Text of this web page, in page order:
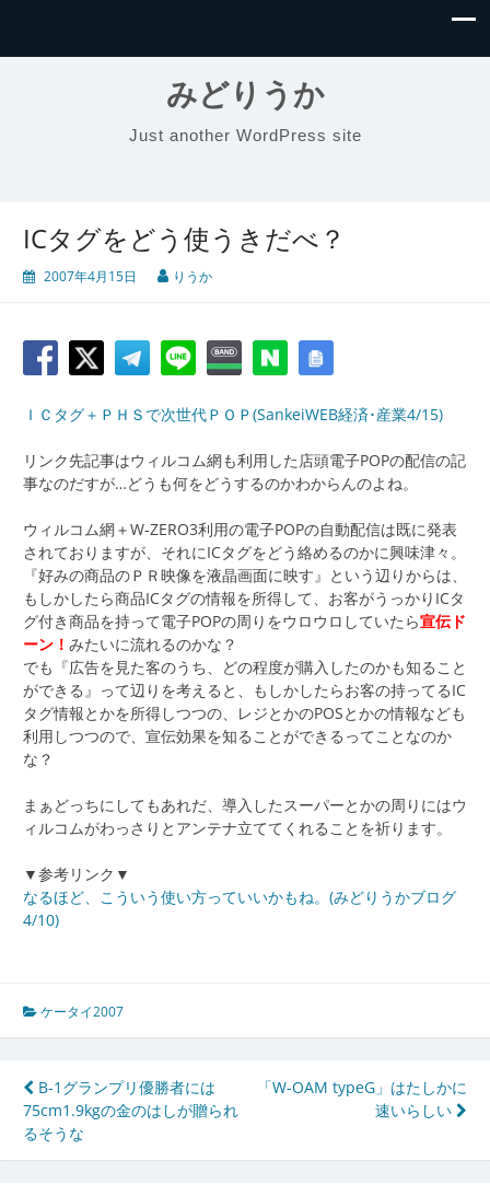
みどりうか
Just another WordPress site
ICタグをどう使うきだべ？
2007年4月15日 りうか
ＩＣタグ＋ＰＨＳで次世代ＰＯＰ(SankeiWEB経済･産業4/15)
リンク先記事はウィルコム網も利用した店頭電子POPの配信の記
事なのだすが…どうも何をどうするのかわからんのよね。
ウィルコム網＋W-ZERO3利用の電子POPの自動配信は既に発表
されておりますが、それにICタグをどう絡めるのかに興味津々。
『好みの商品のＰＲ映像を液晶画面に映す』という辺りからは、
もしかしたら商品ICタグの情報を所得して、お客がうっかりICタ
グ付き商品を持って電子POPの周りをウロウロしていたら宣伝ド
ーン！ みたいに流れるのかな？
でも『広告を見た客のうち、どの程度が購入したのかも知ること
ができる』って辺りを考えると、もしかしたらお客の持ってるIC
タグ情報とかを所得しつつの、レジとかのPOSとかの情報なども
利用しつつので、宣伝効果を知ることができるってことなのか
な？
まぁどっちにしてもあれだ、導入したスーパーとかの周りにはウ
ィルコムがわっさりとアンテナ立ててくれることを祈ります。
▼参考リンク▼
なるほど、こういう使い方っていいかもね。(みどりうかブログ
4/10)
ケータイ2007
投
稿
ナ
B-1グランプリ優勝者には
75cm1.9kgの金のはしが贈られ
るそうな
「W-OAM typeG」はたしかに
速いらしい